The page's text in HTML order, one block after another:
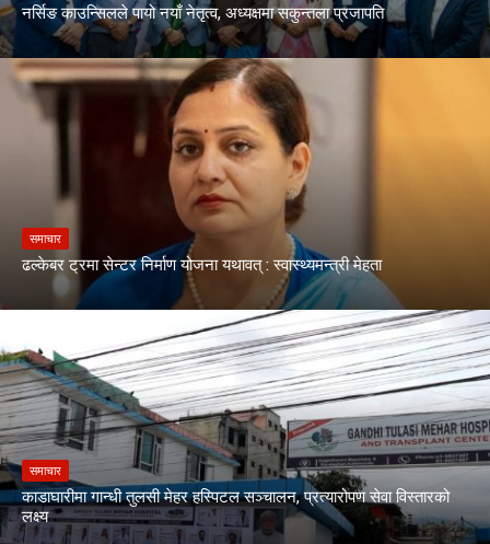
नर्सिङ काउन्सिलले पायो नयाँ नेतृत्व, अध्यक्षमा सकुन्तला प्रजापति
समाचार
ढल्केबर ट्रमा सेन्टर निर्माण योजना यथावत् : स्वास्थ्यमन्त्री मेहता
समाचार
काडाघारीमा गान्धी तुलसी मेहर हस्पिटल सञ्चालन, प्रत्यारोपण सेवा विस्तारको
लक्ष्य